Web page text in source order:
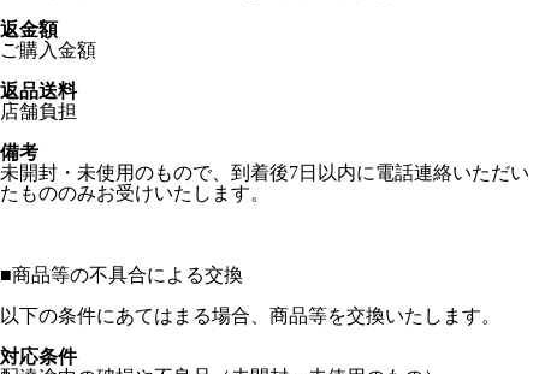
返金額
ご購入金額
返品送料
店舗負担
備考
未開封・未使用のもので、到着後7日以内に電話連絡いただい
たもののみお受けいたします。
■商品等の不具合による交換
以下の条件にあてはまる場合、商品等を交換いたします。
対応条件